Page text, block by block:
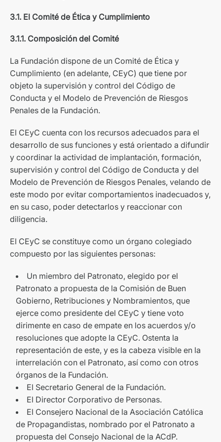
3.1. El Comité de Ética y Cumplimiento
3.1.1. Composición del Comité
La Fundación dispone de un Comité de Ética y
Cumplimiento (en adelante, CEyC) que tiene por
objeto la supervisión y control del Código de
Conducta y el Modelo de Prevención de Riesgos
Penales de la Fundación.
El CEyC cuenta con los recursos adecuados para el
desarrollo de sus funciones y está orientado a difundir
y coordinar la actividad de implantación, formación,
supervisión y control del Código de Conducta y del
Modelo de Prevención de Riesgos Penales, velando de
este modo por evitar comportamientos inadecuados y,
en su caso, poder detectarlos y reaccionar con
diligencia.
El CEyC se constituye como un órgano colegiado
compuesto por las siguientes personas:
Un miembro del Patronato, elegido por el
Patronato a propuesta de la Comisión de Buen
Gobierno, Retribuciones y Nombramientos, que
ejerce como presidente del CEyC y tiene voto
dirimente en caso de empate en los acuerdos y/o
resoluciones que adopte la CEyC. Ostenta la
representación de este, y es la cabeza visible en la
interrelación con el Patronato, así como con otros
órganos de la Fundación.
El Secretario General de la Fundación.
El Director Corporativo de Personas.
El Consejero Nacional de la Asociación Católica
de Propagandistas, nombrado por el Patronato a
propuesta del Consejo Nacional de la ACdP.